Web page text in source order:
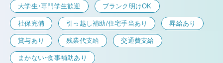
大学生・専門学生歓迎 ブランク明けOK
社保完備 引っ越し補助/住宅手当あり 昇給あり
賞与あり 残業代支給 交通費支給
まかない・食事補助あり